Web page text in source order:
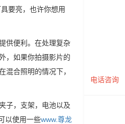
要亮，也许你想用
供便利。在处理复杂
，如果你拍摄影片的
合照明的情况下，
子，支架，电池以及
以使用一些www.尊龙
电话咨询